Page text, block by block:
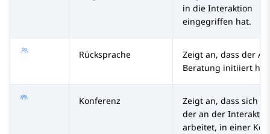
in die Interaktion
eingegriffen hat.
Rücksprache
Zeigt an, dass der
Beratung initiiert hat.
Konferenz
Zeigt an, dass sich
der an der
arbeitet, in einer